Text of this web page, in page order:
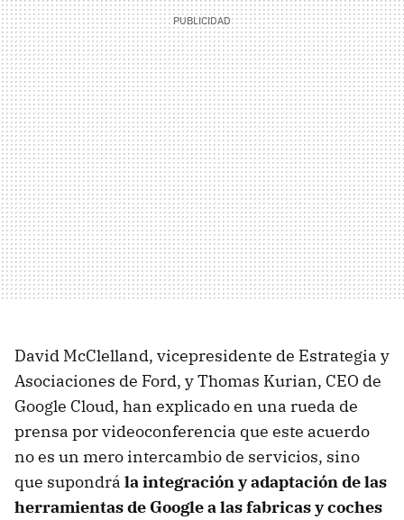
David McClelland, vicepresidente de Estrategia y
Asociaciones de Ford, y Thomas Kurian, CEO de
Google Cloud, han explicado en una rueda de
prensa por videoconferencia que este acuerdo
no es un mero intercambio de servicios, sino
que supondrá la integración y adaptación de las
herramientas de Google a las fabricas y coches